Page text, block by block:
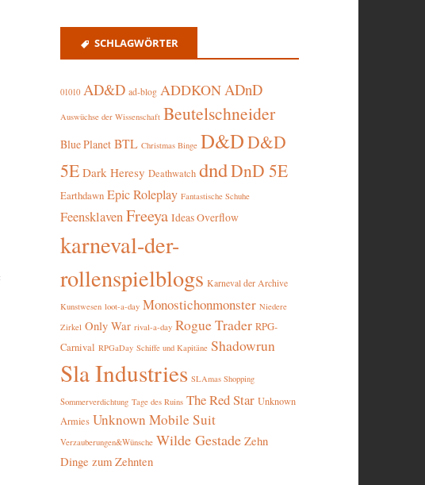
SCHLAGWÖRTER
01010 AD&D ad-blog ADDKONADnD
Auswüchse der Wissenschaft Beutelschneider
Blue Planet BTL Christmas Binge D&DD&D
5E Dark Heresy Deathwatch dndDnD 5E
Earthdawn Epic Roleplay Fantastische Schuhe
Feensklaven Freeya Ideas Overflow
karneval-der-
rollenspielblogs Karneval der Archive
Kunstwesen loot-a-day Monostichonmonster Niedere
Zirkel Only War rival-a-day Rogue Trader RPG-
Carnival RPGaDay Schiffe und Kapitäne Shadowrun
Sla Industries SLAmas Shopping
Sommerverdichtung Tage des Ruins The Red Star Unknown
Armies Unknown Mobile Suit
Verzauberungen&Wünsche Wilde Gestade Zehn
Dinge zum Zehnten